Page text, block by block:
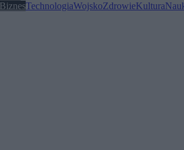
BiznesTechnologiaWojskoZdrowieKultura